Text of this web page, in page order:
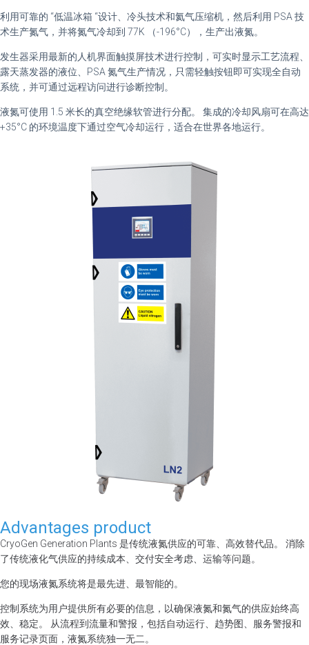
利用可靠的 “低温冰箱 “设计、冷头技术和氦气压缩机，然后利用 PSA 技
术生产氮气，并将氮气冷却到 77K （-196°C），生产出液氮。
发生器采用最新的人机界面触摸屏技术进行控制，可实时显示工艺流程、
露天蒸发器的液位、PSA 氮气生产情况，只需轻触按钮即可实现全自动
系统，并可通过远程访问进行诊断控制。
液氮可使用 1.5 米长的真空绝缘软管进行分配。 集成的冷却风扇可在高达
+35°C 的环境温度下通过空气冷却运行，适合在世界各地运行。
Advantages product
CryoGen Generation Plants 是传统液氮供应的可靠、高效替代品。 消除
了传统液化气供应的持续成本、交付安全考虑、运输等问题。
您的现场液氮系统将是最先进、最智能的。
控制系统为用户提供所有必要的信息，以确保液氮和氮气的供应始终高
效、稳定。 从流程到流量和警报，包括自动运行、趋势图、服务警报和
服务记录页面，液氮系统独一无二。